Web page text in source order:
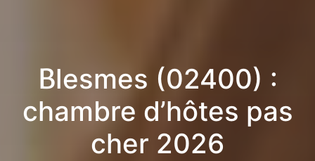
Blesmes (02400) :
chambre d’hôtes pas
cher 2026